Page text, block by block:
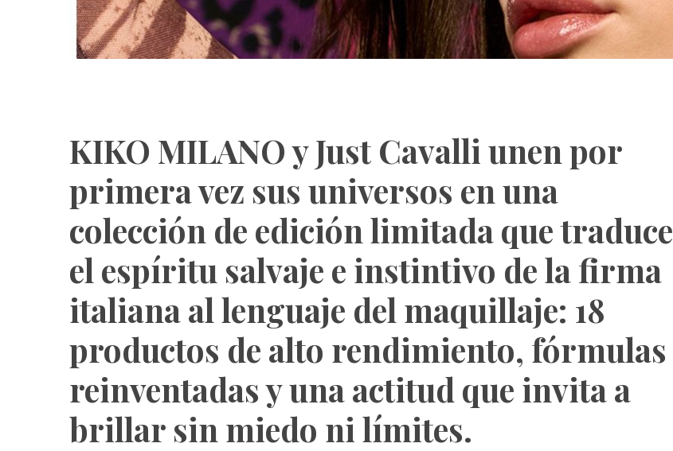
KIKO MILANO y Just Cavalli unen por
primera vez sus universos en una
colección de edición limitada que traduce
el espíritu salvaje e instintivo de la firma
italiana al lenguaje del maquillaje: 18
productos de alto rendimiento, fórmulas
reinventadas y una actitud que invita a
brillar sin miedo ni límites.
S